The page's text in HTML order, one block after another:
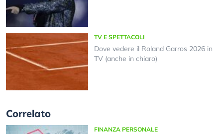
TV E SPETTACOLI
Dove vedere il Roland Garros 2026 in
TV (anche in chiaro)
Correlato
FINANZA PERSONALE